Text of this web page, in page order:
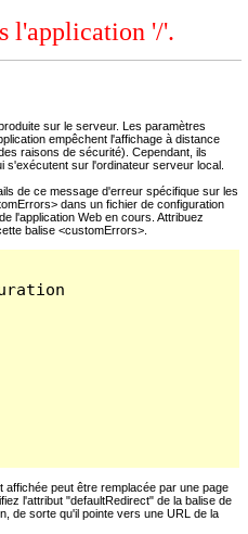
l'application '/'.
sur le serveur. Les paramètres
empêchent l'affichage à distance
raisons de sécurité). Cependant, ils
sur l'ordinateur serveur local.
de ce message d'erreur spécifique sur les
dans un fichier de configuration
l'application Web en cours. Attribuez
balise <customErrors>.
affichée peut être remplacée par une page
l'attribut "defaultRedirect" de la balise de
de sorte qu'il pointe vers une URL de la